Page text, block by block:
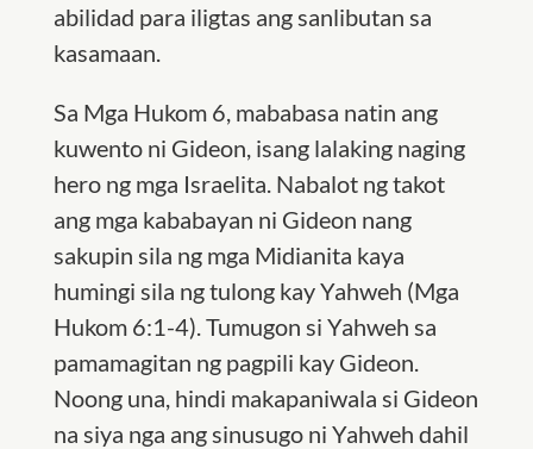
abilidad para iligtas ang sanlibutan sa
kasamaan.
Sa Mga Hukom 6, mababasa natin ang
kuwento ni Gideon, isang lalaking naging
hero ng mga Israelita. Nabalot ng takot
ang mga kababayan ni Gideon nang
sakupin sila ng mga Midianita kaya
humingi sila ng tulong kay Yahweh (Mga
Hukom 6:1-4). Tumugon si Yahweh sa
pamamagitan ng pagpili kay Gideon.
Noong una, hindi makapaniwala si Gideon
na siya nga ang sinusugo ni Yahweh dahil